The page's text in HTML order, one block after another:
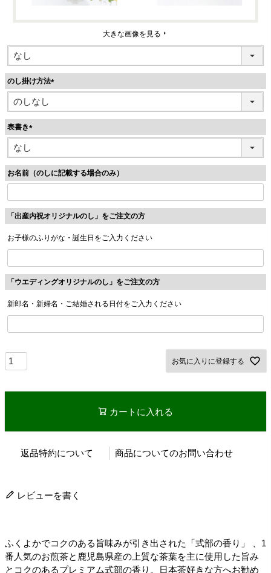
大きな画像を見る
のし掛け方法
(
表書き
(
必
お名前（のしに記載する場合のみ）
「出産内祝オリジナルのし」をご注文の方
お子様のふりがな・誕生日をご入力ください
「ウエディングオリジナルのし」をご注文の方
新郎名・新婦名・ご結婚される日付をご入力ください
お気に入りに登録する
カートに入れる
返品特約について 商品についてのお問い合わせ
レビューを書く
ふくよかでコクのある旨味みが引き出された「式部の香り」 、1
番人気のお煎茶と鹿児島県産の上質な茶葉を主に使用した旨み
とコクのあるプレミアム式部の香り。日本茶好きな方へお勧め